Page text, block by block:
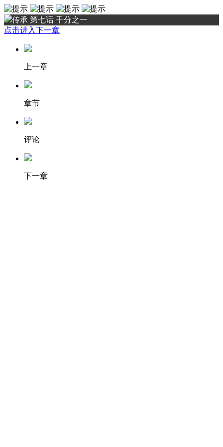
传承 第七话 千分之一
点击进入下一章
上一章
章节
评论
下一章